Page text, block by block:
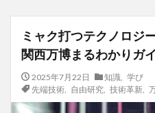
ミャク打つテクノロジ
関西万博まるわかりガ
2025年7月22日 知識
学び
先端技術, 自由研究, 技術革新,